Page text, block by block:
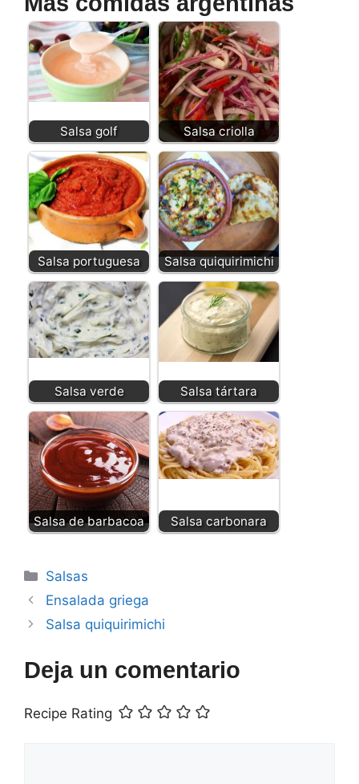
Salsa golf Salsa criolla
Salsa portuguesa Salsa quiquirimichi
Salsa verde Salsa tártara
Salsa de barbacoa Salsa carbonara
Categorías
Salsas
Ensalada griega
Salsa quiquirimichi
Deja un comentario
Recipe Rating